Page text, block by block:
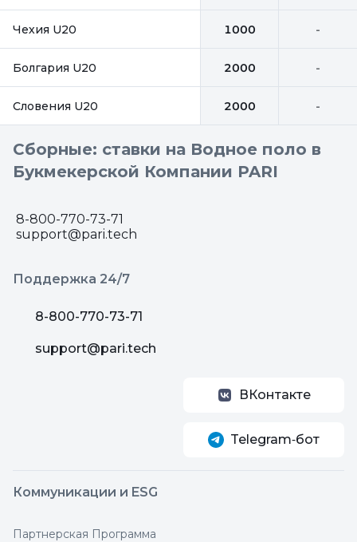
Чехия U20 1000 -
Болгария U20 2000 -
Словения U20 2000 -
Сборные: ставки на Водное поло в
Букмекерской Компании PARI
8-800-770-73-71
support@pari.tech
Поддержка 24/7
8-800-770-73-71
support@pari.tech
ВКонтакте
Telegram‑бот
Коммуникации и ESG
Партнерская Программа